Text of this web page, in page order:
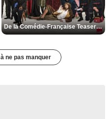
De la Comédie-Française Teaser VF
ne pas manquer